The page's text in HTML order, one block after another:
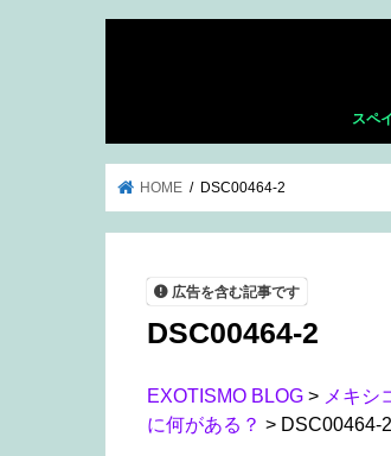
スペ
HOME DSC00464-2
広告を含む記事です
DSC00464-2
EXOTISMO BLOG > メキシ
に何がある？ > DSC00464-2